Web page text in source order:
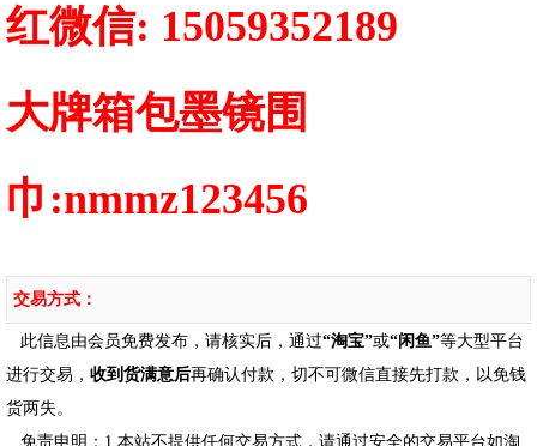
红微信: 15059352189
大牌箱包墨镜围
巾:nmmz123456
交易方式：
此信息由会员免费发布，请核实后，通过“淘宝”或“闲鱼”等大型平台
进行交易， 收到货满意后再确认付款，切不可微信直接先打款，以免钱
货两失。
免责申明：1.本站不提供任何交易方式，请通过安全的交易平台如淘